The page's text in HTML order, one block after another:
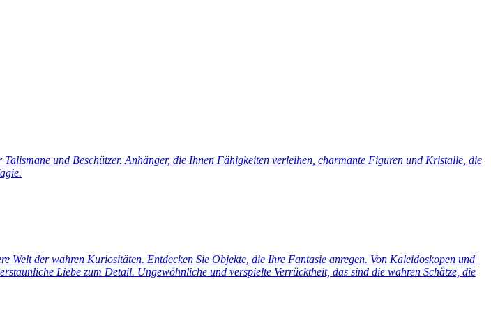
und Beschützer. Anhänger, die Ihnen Fähigkeiten verleihen, charmante Figuren und Kristalle, die
Welt der wahren Kuriositäten. Entdecken Sie Objekte, die Ihre Fantasie anregen. Von Kaleidoskopen und
Liebe zum Detail. Ungewöhnliche und verspielte Verrücktheit, das sind die wahren Schätze, die